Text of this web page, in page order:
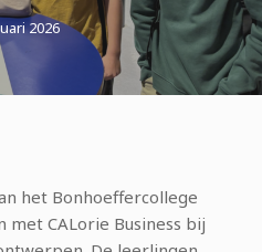
2026
het Bonhoeffercollege
CALorie Business bij